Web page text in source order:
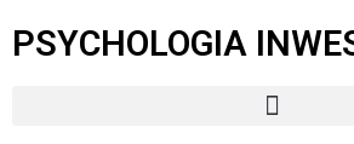
PSYCHOLOGIA